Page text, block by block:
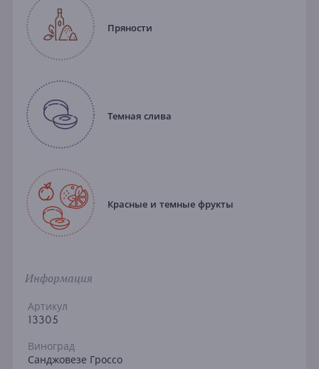
Пряности
Темная слива
Красные и темные фрукты
Информация
Артикул
13305
Виноград
Санджовезе Гроссо